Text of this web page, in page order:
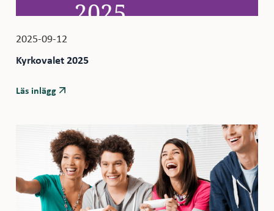
2025-09-12
Kyrkovalet 2025
Läs inlägg